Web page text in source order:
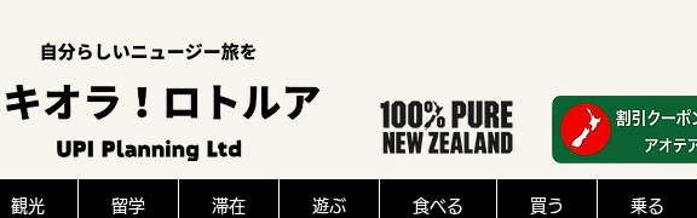
観光 留学 滞在 遊ぶ 食べる 買う 乗る